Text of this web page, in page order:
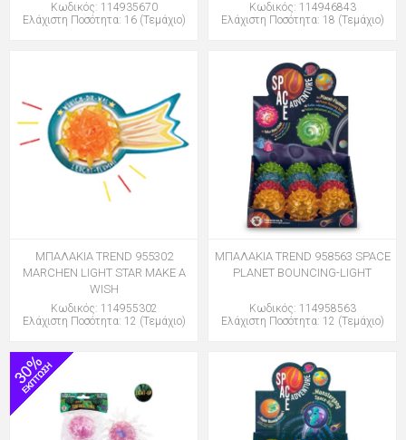
Κωδικός: 114935670
Ελάχιστη Ποσότητα: 16 (Τεμάχιο)
Κωδικός: 114946843
Ελάχιστη Ποσότητα: 18 (Τεμάχιο)
ΜΠΑΛΑΚΙΑ TREND 955302
MARCHEN LIGHT STAR MAKE A
WISH
Κωδικός: 114955302
Ελάχιστη Ποσότητα: 12 (Τεμάχιο)
ΜΠΑΛΑΚΙΑ TREND 958563 SPACE
PLANET BOUNCING-LIGHT
Κωδικός: 114958563
Ελάχιστη Ποσότητα: 12 (Τεμάχιο)